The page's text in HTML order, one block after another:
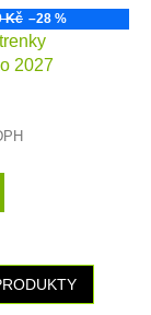
Kč –28 %
2027